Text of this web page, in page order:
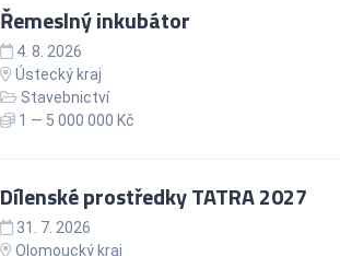
Řemeslný inkubátor
4. 8. 2026
Ústecký kraj
Stavebnictví
1 — 5 000 000 Kč
Dílenské prostředky TATRA 2027
31. 7. 2026
Olomoucký kraj